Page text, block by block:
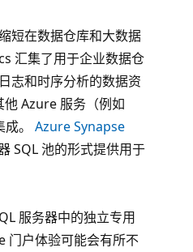
短在数据仓库和大数据
汇集了用于企业数据仓
志和时序分析的数据资
他 Azure 服务（例如
。 Azure Synapse
SQL 池的形式提供用于
服务器中的独立专用
门户体验可能会有所不